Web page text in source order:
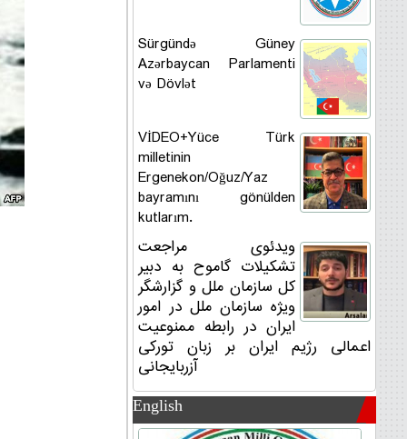
Sürgündə Güney
Azərbaycan Parlamenti
və Dövlət
VİDEO+Yüce Türk
milletinin
Ergenekon/Oğuz/Yaz
bayramını gönülden
kutlarım.
ویدئوی مراجعت
تشکیلات گاموح به دبیر
کل سازمان ملل و گزارشگر
ویژه سازمان ملل در امور
ایران در رابطه ممنوعیت
اعمالی رژیم ایران بر زبان تورکی
آزربایجانی
English